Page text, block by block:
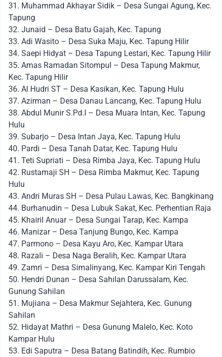
31. Muhammad Akhayar Sidik – Desa Sungai Agung, Kec.
Tapung
32. Junaid – Desa Batu Gajah, Kec. Tapung
33. Adi Wasito – Desa Suka Maju, Kec. Tapung Hilir
34. Saepi Hidyat – Desa Tapung Lestari, Kec. Tapung Hilir
35. Amas Ramadan Sitompul – Desa Tapung Makmur,
Kec. Tapung Hilir
36. Al Hudri ST – Desa Kasikan, Kec. Tapung Hulu
37. Azirman – Desa Danau Lancang, Kec. Tapung Hulu
38. Abdul Munir S.Pd.I – Desa Muara Intan, Kec. Tapung
Hulu
39. Subarjo – Desa Intan Jaya, Kec. Tapung Hulu
40. Pardi – Desa Tanah Datar, Kec. Tapung Hulu
41. Teti Supriati – Desa Rimba Jaya, Kec. Tapung Hulu
42. Rustamaji SH – Desa Rimba Makmur, Kec. Tapung
Hulu
43. Andri Muras SH – Desa Pulau Lawas, Kec. Bangkinang
44. Burhanudin – Desa Lubuk Sakat, Kec. Perhentian Raja
45. Khairil Anuar – Desa Sungai Tarap, Kec. Kampa
46. Manizar – Desa Tanjung Bungo, Kec. Kampa
47. Parmono – Desa Kayu Aro, Kec. Kampar Utara
48. Razali – Desa Naga Beralih, Kec. Kampar Utara
49. Zamri – Desa Simalinyang, Kec. Kampar Kiri Tengah
50. Hendri Dunan – Desa Sahilan Darussalam, Kec.
Gunung Sahilan
51. Mujiana – Desa Makmur Sejahtera, Kec. Gunung
Sahilan
52. Hidayat Mathri – Desa Gunung Malelo, Kec. Koto
Kampar Hulu
53. Edi Saputra – Desa Batang Batindih, Kec. Rumbio